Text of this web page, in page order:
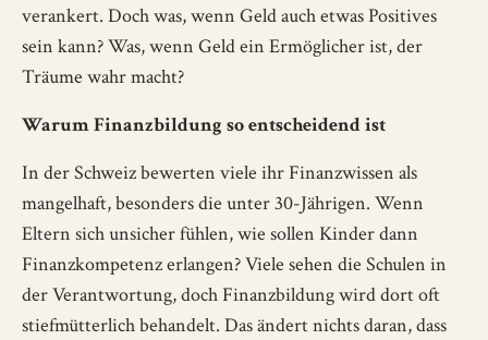
verankert. Doch was, wenn Geld auch etwas Positives
sein kann? Was, wenn Geld ein Ermöglicher ist, der
Träume wahr macht?
Warum Finanzbildung so entscheidend ist
In der Schweiz bewerten viele ihr Finanzwissen als
mangelhaft, besonders die unter 30-Jährigen. Wenn
Eltern sich unsicher fühlen, wie sollen Kinder dann
Finanzkompetenz erlangen? Viele sehen die Schulen in
der Verantwortung, doch Finanzbildung wird dort oft
stiefmütterlich behandelt. Das ändert nichts daran, dass